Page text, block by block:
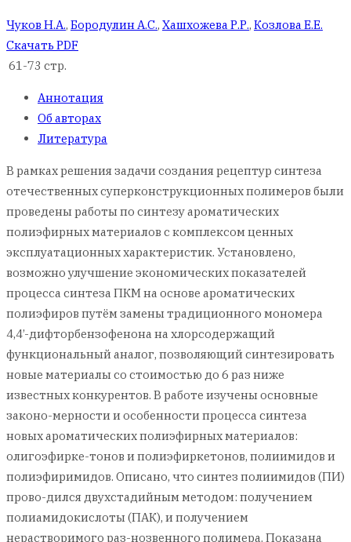
Чуков Н.А., Бородулин А.С., Хашхожева Р.Р., Козлова Е.Е.
Скачать PDF
61-73 стр.
Аннотация
Об авторах
Литература
В рамках решения задачи создания рецептур синтеза
отечественных суперконструкционных полимеров были
проведены работы по синтезу ароматических
полиэфирных материалов с комплексом ценных
эксплуатационных характеристик. Установлено,
возможно улучшение экономических показателей
процесса синтеза ПКМ на основе ароматических
полиэфиров путём замены традиционного мономера
4,4’-дифторбензофенона на хлорсодержащий
функциональный аналог, позволяющий синтезировать
новые материалы со стоимостью до 6 раз ниже
известных конкурентов. В работе изучены основные
законо-мерности и особенности процесса синтеза
новых ароматических полиэфирных материалов:
олигоэфирке-тонов и полиэфиркетонов, полиимидов и
полиэфиримидов. Описано, что синтез полиимидов (ПИ)
прово-дился двухстадийным методом: получением
полиамидокислоты (ПАК), и получением
нерастворимого раз-нозвенного полимера. Показана